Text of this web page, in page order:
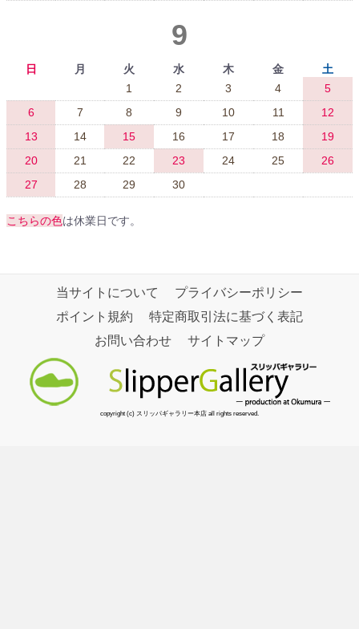
9
日 月 火 水 木 金
土
1
2 3 4
5
6
7 8 9 10 11
12
13
14 15 16 17 18
19
20
21 22 23 24 25
26
27
28 29 30
こちらの色は休業日です。
当サイトについて
プライバシーポリシー
ポイント規約
特定商取引法に基づく表記
お問い合わせ
サイトマップ
copyright (c) スリッパギャラリー本店 all rights reserved.